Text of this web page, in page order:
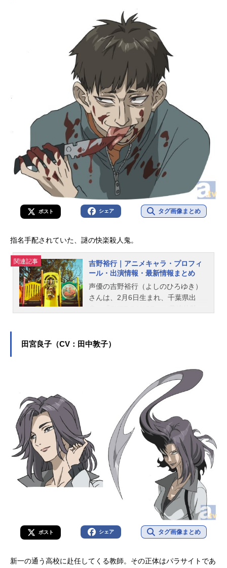
ポスト シェア タグ画像まとめ
指名手配されていた、謎の快楽殺人鬼。
関連記事
吉野裕行｜アニメキャラ・プロフィ
ール・出演情報・最新情報まとめ
声優の吉野裕行（よしのひろゆき）
さんは、2月6日生まれ、千葉県出
のキャラクターを多く演じていま
田宮良子（CV：田中敦子）
ポスト シェア タグ画像まとめ
新一の通う高校に赴任してくる教師。その正体はパラサイトであ